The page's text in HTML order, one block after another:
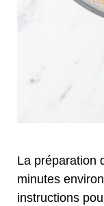
La préparation
minutes
instructions